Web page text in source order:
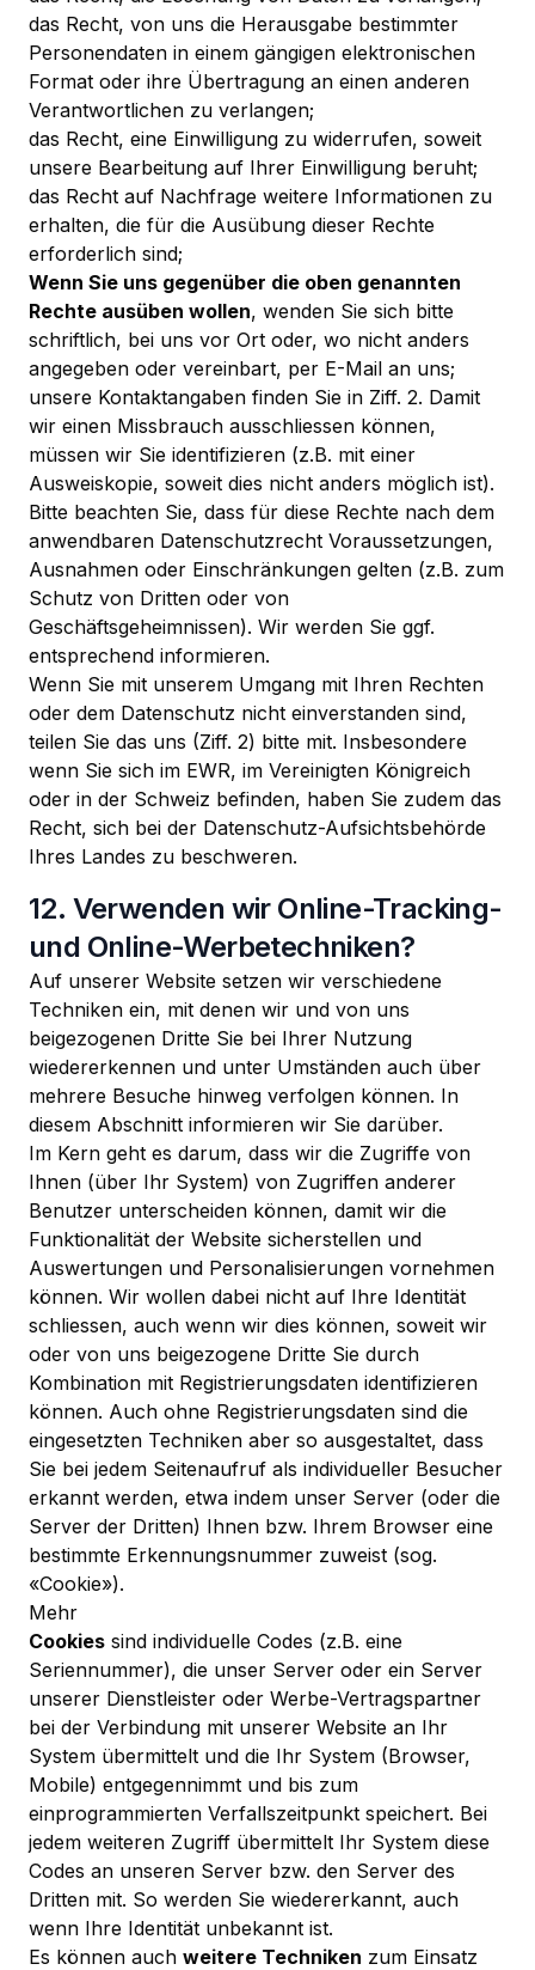
das Recht, von uns die Herausgabe bestimmter
Personendaten in einem gängigen elektronischen
Format oder ihre Übertragung an einen anderen
Verantwortlichen zu verlangen;
das Recht, eine Einwilligung zu widerrufen, soweit
unsere Bearbeitung auf Ihrer Einwilligung beruht;
das Recht auf Nachfrage weitere Informationen zu
erhalten, die für die Ausübung dieser Rechte
erforderlich sind;
Wenn Sie uns gegenüber die oben genannten
Rechte ausüben wollen, wenden Sie sich bitte
schriftlich, bei uns vor Ort oder, wo nicht anders
angegeben oder vereinbart, per E-Mail an uns;
unsere Kontaktangaben finden Sie in Ziff. 2. Damit
wir einen Missbrauch ausschliessen können,
müssen wir Sie identifizieren (z.B. mit einer
Ausweiskopie, soweit dies nicht anders möglich ist).
Bitte beachten Sie, dass für diese Rechte nach dem
anwendbaren Datenschutzrecht Voraussetzungen,
Ausnahmen oder Einschränkungen gelten (z.B. zum
Schutz von Dritten oder von
Geschäftsgeheimnissen). Wir werden Sie ggf.
entsprechend informieren.
Wenn Sie mit unserem Umgang mit Ihren Rechten
oder dem Datenschutz nicht einverstanden sind,
teilen Sie das uns (Ziff. 2) bitte mit. Insbesondere
wenn Sie sich im EWR, im Vereinigten Königreich
oder in der Schweiz befinden, haben Sie zudem das
Recht, sich bei der Datenschutz-Aufsichtsbehörde
Ihres Landes zu beschweren.
12. Verwenden wir Online-Tracking-
und Online-Werbetechniken?
Auf unserer Website setzen wir verschiedene
Techniken ein, mit denen wir und von uns
beigezogenen Dritte Sie bei Ihrer Nutzung
wiedererkennen und unter Umständen auch über
mehrere Besuche hinweg verfolgen können. In
diesem Abschnitt informieren wir Sie darüber.
Im Kern geht es darum, dass wir die Zugriffe von
Ihnen (über Ihr System) von Zugriffen anderer
Benutzer unterscheiden können, damit wir die
Funktionalität der Website sicherstellen und
Auswertungen und Personalisierungen vornehmen
können. Wir wollen dabei nicht auf Ihre Identität
schliessen, auch wenn wir dies können, soweit wir
oder von uns beigezogene Dritte Sie durch
Kombination mit Registrierungsdaten identifizieren
können. Auch ohne Registrierungsdaten sind die
eingesetzten Techniken aber so ausgestaltet, dass
Sie bei jedem Seitenaufruf als individueller Besucher
erkannt werden, etwa indem unser Server (oder die
Server der Dritten) Ihnen bzw. Ihrem Browser eine
bestimmte Erkennungsnummer zuweist (sog.
«Cookie»).
Mehr
Cookies sind individuelle Codes (z.B. eine
Seriennummer), die unser Server oder ein Server
unserer Dienstleister oder Werbe-Vertragspartner
bei der Verbindung mit unserer Website an Ihr
System übermittelt und die Ihr System (Browser,
Mobile) entgegennimmt und bis zum
einprogrammierten Verfallszeitpunkt speichert. Bei
jedem weiteren Zugriff übermittelt Ihr System diese
Codes an unseren Server bzw. den Server des
Dritten mit. So werden Sie wiedererkannt, auch
wenn Ihre Identität unbekannt ist.
Es können auch weitere Techniken zum Einsatz